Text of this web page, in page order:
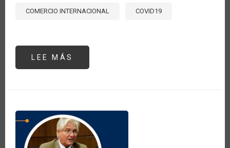
COMERCIO INTERNACIONAL COVID19
LEE MÁS
POTENCIALES
INVASIÓN
DE
RUSIA
A
UCRANIA